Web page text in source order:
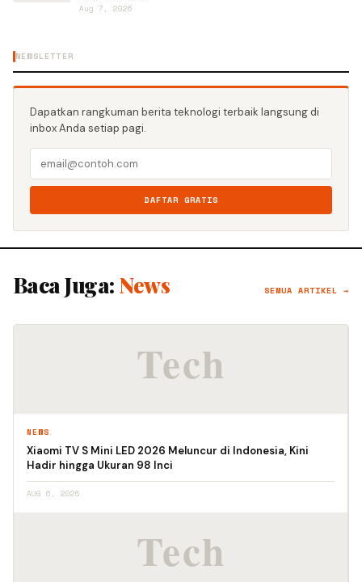
Aug 7, 2026
NEWSLETTER
Dapatkan rangkuman berita teknologi terbaik langsung di
inbox Anda setiap pagi.
DAFTAR GRATIS
Baca Juga: News SEMUA ARTIKEL →
NEWS
Xiaomi TV S Mini LED 2026 Meluncur di Indonesia, Kini
Hadir hingga Ukuran 98 Inci
AUG 6, 2026